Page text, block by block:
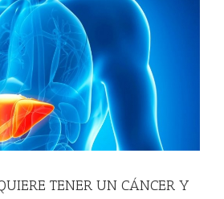
TENER UN CÁNCER Y